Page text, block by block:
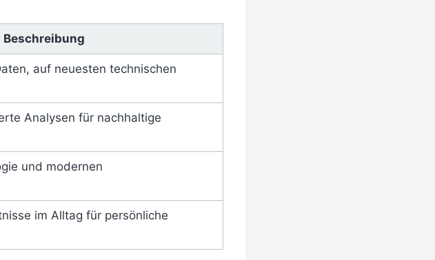
Beschreibung
auf neuesten technischen
Analysen für nachhaltige
und modernen
im Alltag für persönliche